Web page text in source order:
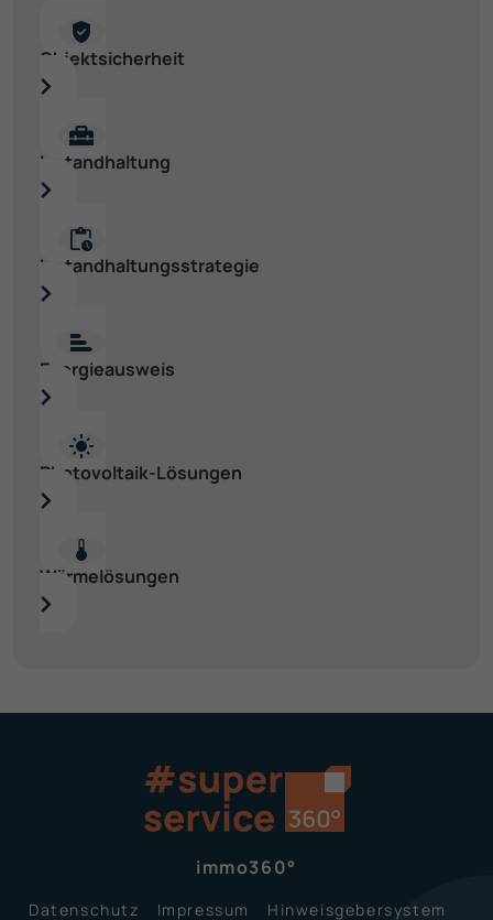
Objekt­sicherheit
Instand­haltung
Instand­haltungs­strategie
Energie­ausweis
Photovoltaik-Lösungen
Wärme­lösungen
immo360°
Datenschutz Impressum Hinweisgeber­system